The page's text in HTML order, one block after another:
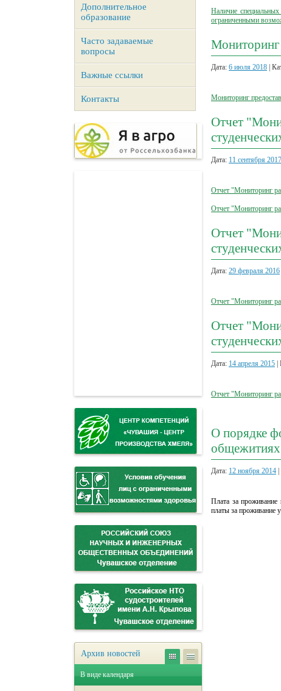
Дополнительное
образование
Часто задаваемые
вопросы
Важные ссылки
Контакты
Архив новостей
В виде календаря
Наличие
ограниченными
Дата: 6 июля 2018 |
Мониторинг
Отчет
Дата: 11 сентября 2017
Отчет "Мониторинг
Отчет "Мониторинг
Отчет
Дата: 29 февраля 2016
Отчет "Мониторинг
Отчет
Дата: 14 апреля 2015
Отчет "Мониторинг
О порядке
Дата: 12 ноября 2014
Плата за
платы за проживание